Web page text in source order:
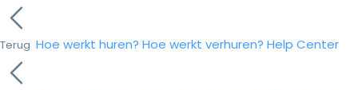
Terug Hoe werkt huren? Hoe werkt verhuren? Help Center